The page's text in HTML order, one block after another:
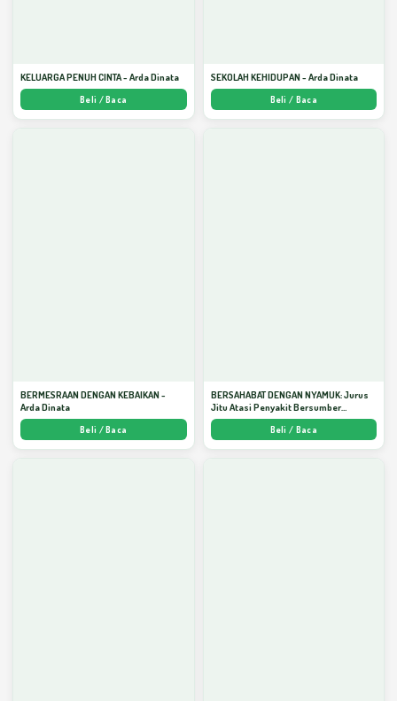
KELUARGA PENUH CINTA - Arda Dinata
Beli / Baca
SEKOLAH KEHIDUPAN - Arda Dinata
Beli / Baca
BERMESRAAN DENGAN KEBAIKAN -
Arda Dinata
Beli / Baca
BERSAHABAT DENGAN NYAMUK: Jurus
Jitu Atasi Penyakit Bersumber
Nyamuk - Arda Dinata
Beli / Baca